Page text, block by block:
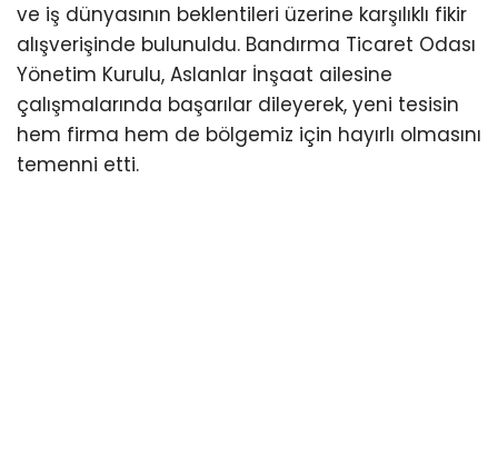
ve iş dünyasının beklentileri üzerine karşılıklı fikir
alışverişinde bulunuldu. Bandırma Ticaret Odası
Yönetim Kurulu, Aslanlar İnşaat ailesine
çalışmalarında başarılar dileyerek, yeni tesisin
hem firma hem de bölgemiz için hayırlı olmasını
temenni etti.